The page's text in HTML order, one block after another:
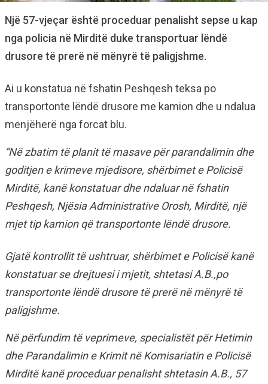
Një 57-vjeçar është proceduar penalisht sepse u kap
nga policia në Mirditë duke transportuar lëndë
drusore të prerë në mënyrë të paligjshme.
Ai u konstatua në fshatin Peshqesh teksa po
transportonte lëndë drusore me kamion dhe u ndalua
menjëherë nga forcat blu.
“Në zbatim të planit të masave për parandalimin dhe
goditjen e krimeve mjedisore, shërbimet e Policisë
Mirditë, kanë konstatuar dhe ndaluar në fshatin
Peshqesh, Njësia Administrative Orosh, Mirditë, një
mjet tip kamion që transportonte lëndë drusore.
Gjatë kontrollit të ushtruar, shërbimet e Policisë kanë
konstatuar se drejtuesi i mjetit, shtetasi A.B.,po
transportonte lëndë drusore të prerë në mënyrë të
paligjshme.
Në përfundim të veprimeve, specialistët për Hetimin
dhe Parandalimin e Krimit në Komisariatin e Policisë
Mirditë kanë proceduar penalisht shtetasin A.B., 57